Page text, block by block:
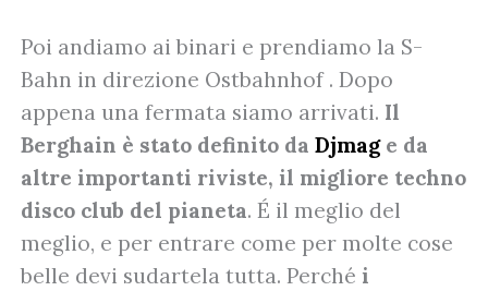
Poi andiamo ai binari e prendiamo la S-
Bahn in direzione Ostbahnhof . Dopo
appena una fermata siamo arrivati. Il
Berghain è stato definito da Djmage da
altre importanti riviste, il migliore techno
disco club del pianeta. É il meglio del
meglio, e per entrare come per molte cose
belle devi sudartela tutta. Perché i